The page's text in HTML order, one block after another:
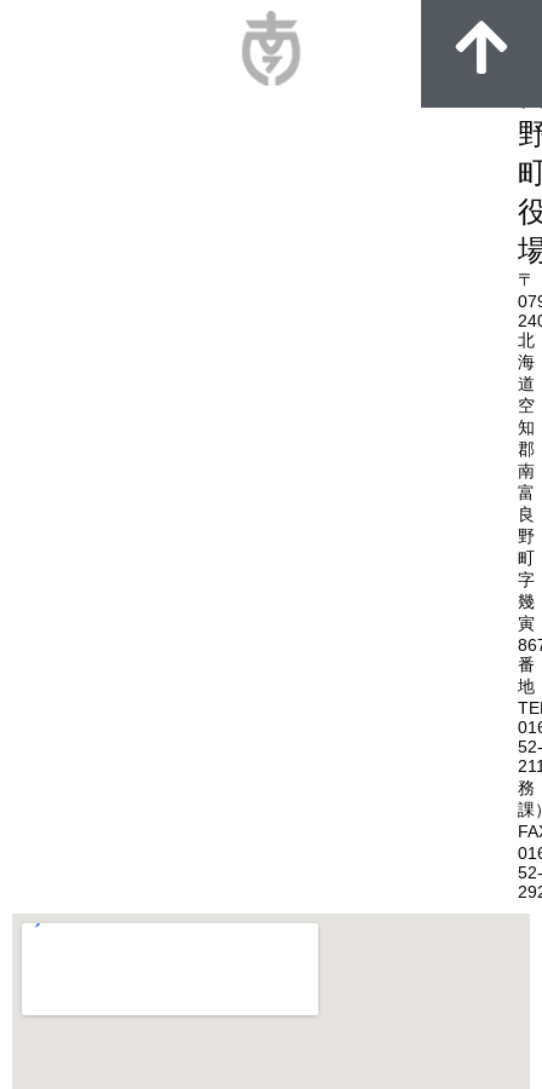
〒
北
海
道
空
知
郡
南
富
良
野
町
字
幾
寅
番
地
52-
務
課
52-